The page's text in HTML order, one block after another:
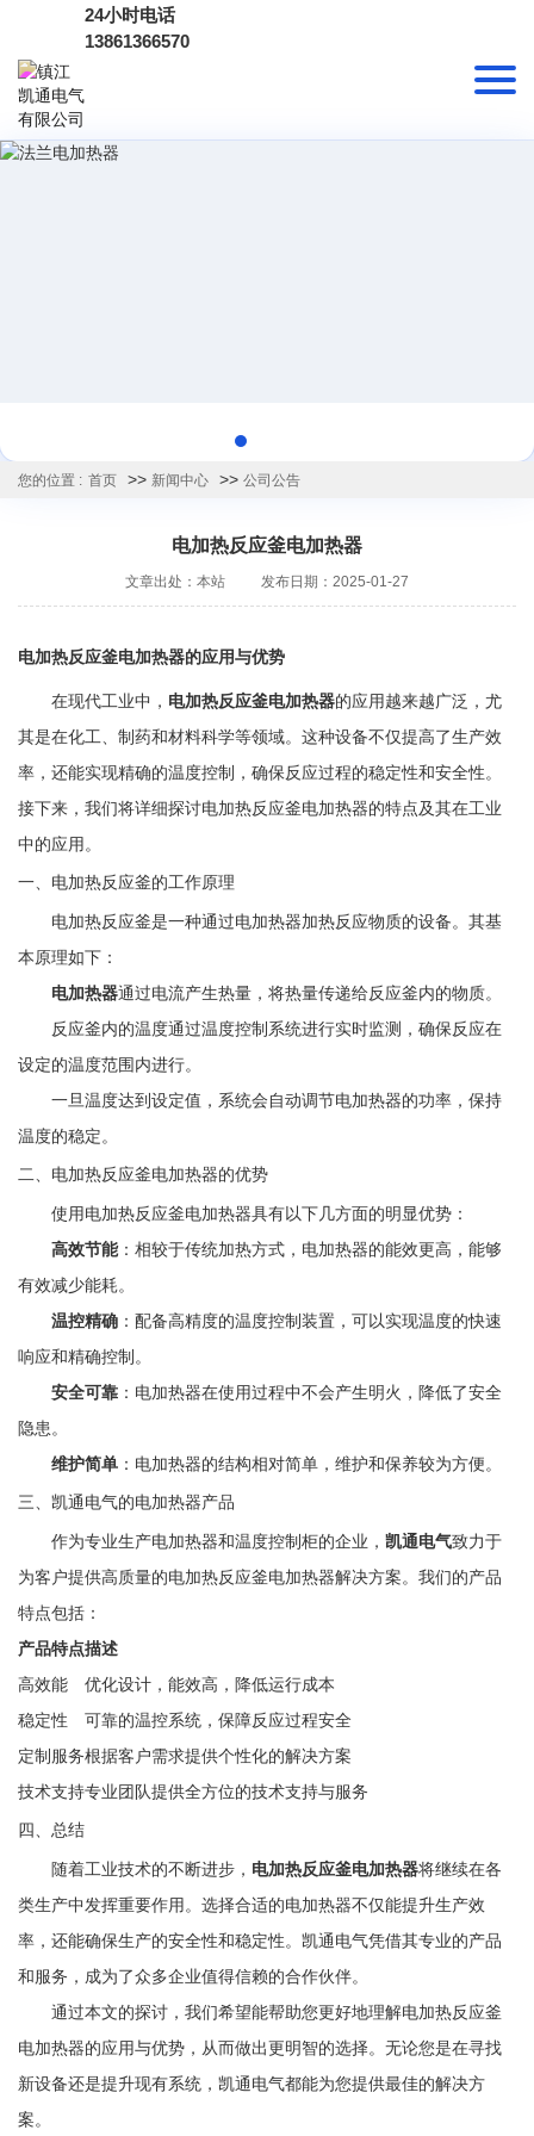
24小时电话
13861366570
您的位置 : 首页 >> 新闻中心 >> 公司公告
电加热反应釜电加热器
文章出处：本站 发布日期：2025-01-27
电加热反应釜电加热器的应用与优势
在现代工业中， 电加热反应釜电加热器的应用越来越广泛，尤
其是在化工、制药和材料科学等领域。这种设备不仅提高了生产效
率，还能实现精确的温度控制，确保反应过程的稳定性和安全性。
接下来，我们将详细探讨电加热反应釜电加热器的特点及其在工业
中的应用。
一、电加热反应釜的工作原理
电加热反应釜是一种通过电加热器加热反应物质的设备。其基
本原理如下：
电加热器通过电流产生热量，将热量传递给反应釜内的物质。
反应釜内的温度通过温度控制系统进行实时监测，确保反应在
设定的温度范围内进行。
一旦温度达到设定值，系统会自动调节电加热器的功率，保持
温度的稳定。
二、电加热反应釜电加热器的优势
使用电加热反应釜电加热器具有以下几方面的明显优势：
高效节能：相较于传统加热方式，电加热器的能效更高，能够
有效减少能耗。
温控精确 ：配备高精度的温度控制装置，可以实现温度的快速
响应和精确控制。
安全可靠 ：电加热器在使用过程中不会产生明火，降低了安全
隐患。
维护简单 ：电加热器的结构相对简单，维护和保养较为方便。
三、凯通电气的电加热器产品
作为专业生产电加热器和温度控制柜的企业， 凯通电气致力于
为客户提供高质量的电加热反应釜电加热器解决方案。我们的产品
特点包括：
产品特点描述
高效能
优化设计，能效高，降低运行成本
稳定性
可靠的温控系统，保障反应过程安全
定制服务根据客户需求提供个性化的解决方案
技术支持专业团队提供全方位的技术支持与服务
四、总结
随着工业技术的不断进步， 电加热反应釜电加热器将继续在各
类生产中发挥重要作用。选择合适的电加热器不仅能提升生产效
率，还能确保生产的安全性和稳定性。凯通电气凭借其专业的产品
和服务，成为了众多企业值得信赖的合作伙伴。
通过本文的探讨，我们希望能帮助您更好地理解电加热反应釜
电加热器的应用与优势，从而做出更明智的选择。无论您是在寻找
新设备还是提升现有系统，凯通电气都能为您提供最佳的解决方
案。